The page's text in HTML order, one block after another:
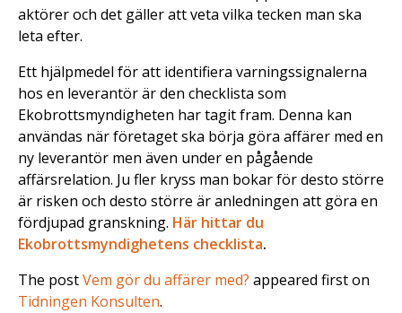
aktörer och det gäller att veta vilka tecken man ska
leta efter.
Ett hjälpmedel för att identifiera varningssignalerna
hos en leverantör är den checklista som
Ekobrottsmyndigheten har tagit fram. Denna kan
användas när företaget ska börja göra affärer med en
ny leverantör men även under en pågående
affärsrelation. Ju fler kryss man bokar för desto större
är risken och desto större är anledningen att göra en
fördjupad granskning. Här hittar du
Ekobrottsmyndighetens checklista.
The postVem gör du affärer med? appeared first on
Tidningen Konsulten.